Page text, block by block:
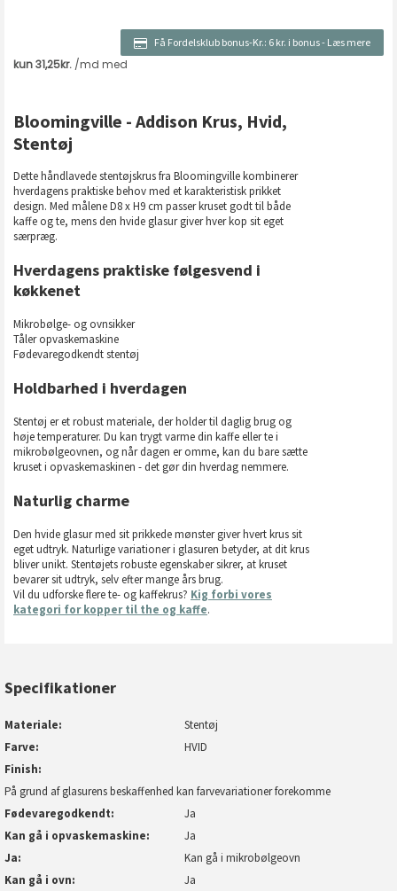
Få Fordelsklub bonus-Kr.: 6 kr. i bonus- Læs mere
Bloomingville - Addison Krus, Hvid,
Stentøj
Dette håndlavede stentøjskrus fra Bloomingville kombinerer
hverdagens praktiske behov med et karakteristisk prikket
design. Med målene D8 x H9 cm passer kruset godt til både
kaffe og te, mens den hvide glasur giver hver kop sit eget
særpræg.
Hverdagens praktiske følgesvend i
køkkenet
Mikrobølge- og ovnsikker
Tåler opvaskemaskine
Fødevaregodkendt stentøj
Holdbarhed i hverdagen
Stentøj er et robust materiale, der holder til daglig brug og
høje temperaturer. Du kan trygt varme din kaffe eller te i
mikrobølgeovnen, og når dagen er omme, kan du bare sætte
kruset i opvaskemaskinen - det gør din hverdag nemmere.
Naturlig charme
Den hvide glasur med sit prikkede mønster giver hvert krus sit
eget udtryk. Naturlige variationer i glasuren betyder, at dit krus
bliver unikt. Stentøjets robuste egenskaber sikrer, at kruset
bevarer sit udtryk, selv efter mange års brug.
Vil du udforske flere te- og kaffekrus? Kig forbi vores
kategori for kopper til the og kaffe.
Specifikationer
Materiale
Stentøj
Farve
HVID
Finish
På grund af glasurens beskaffenhed kan farvevariationer forekomme
Fødevaregodkendt
Ja
Kan gå i opvaskemaskine
Ja
Ja
Kan gå i mikrobølgeovn
Kan gå i ovn
Ja